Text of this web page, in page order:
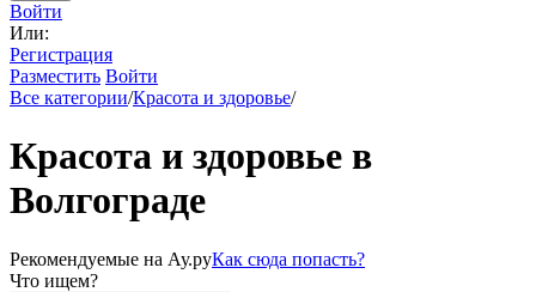
Войти
Или:
Регистрация
Разместить Войти
Все категории/Красота и здоровье/
Красота и здоровье в
Волгограде
Рекомендуемые на Ау.руКак сюда попасть?
Что ищем?